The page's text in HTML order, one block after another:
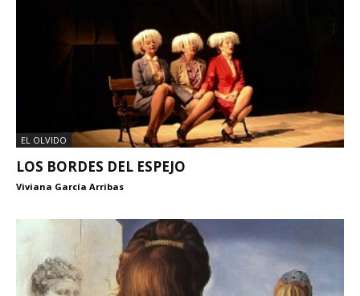
EL OLVIDO
LOS BORDES DEL ESPEJO
Viviana García Arribas